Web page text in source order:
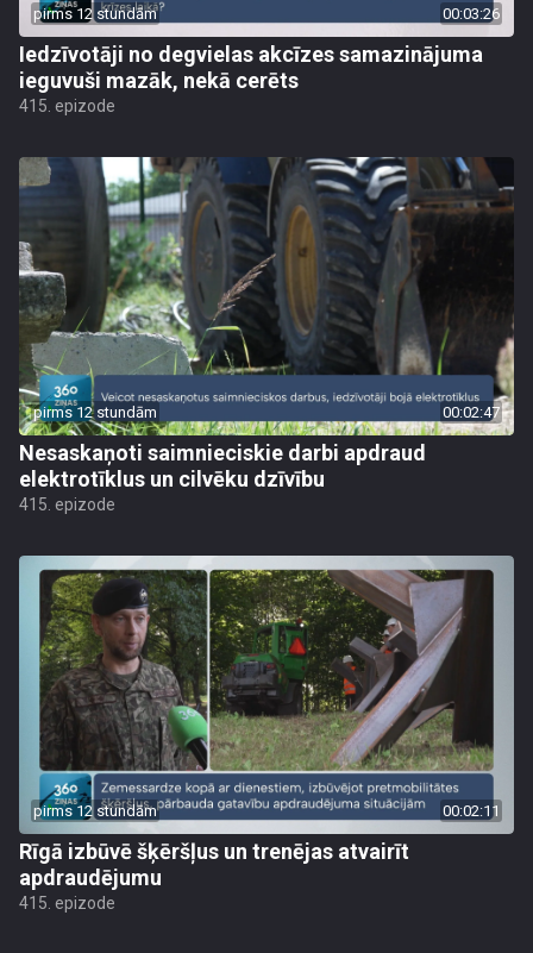
pirms 12 stundām 00:03:26
Iedzīvotāji no degvielas akcīzes samazinājuma
ieguvuši mazāk, nekā cerēts
415. epizode
pirms 12 stundām 00:02:47
Nesaskaņoti saimnieciskie darbi apdraud
elektrotīklus un cilvēku dzīvību
415. epizode
pirms 12 stundām 00:02:11
Rīgā izbūvē šķēršļus un trenējas atvairīt
apdraudējumu
415. epizode